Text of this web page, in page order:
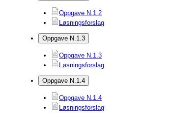
Oppgave N.1.2
Løsningsforslag
Oppgave N.1.3
Oppgave N.1.3
Løsningsforslag
Oppgave N.1.4
Oppgave N.1.4
Løsningsforslag